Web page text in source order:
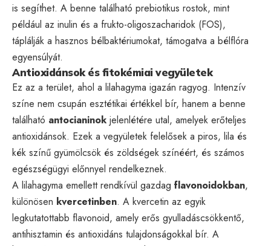
is segíthet. A benne található prebiotikus rostok, mint
például az inulin és a frukto-oligoszacharidok (FOS),
táplálják a hasznos bélbaktériumokat, támogatva a bélflóra
egyensúlyát.
Antioxidánsok és fitokémiai vegyületek
Ez az a terület, ahol a lilahagyma igazán ragyog. Intenzív
színe nem csupán esztétikai értékkel bír, hanem a benne
található antocianinok jelenlétére utal, amelyek erőteljes
antioxidánsok. Ezek a vegyületek felelősek a piros, lila és
kék színű gyümölcsök és zöldségek színéért, és számos
egészségügyi előnnyel rendelkeznek.
A lilahagyma emellett rendkívül gazdag flavonoidokban,
különösen kvercetinben. A kvercetin az egyik
legkutatottabb flavonoid, amely erős gyulladáscsökkentő,
antihisztamin és antioxidáns tulajdonságokkal bír. A